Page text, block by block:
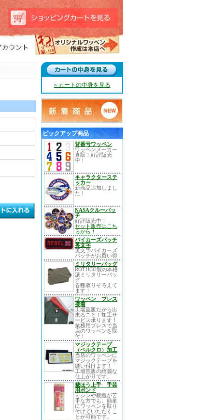
» カートの中身を見る
ピックアップ商品
背番号ワッペン
ワッペンメーカー
直販！好評販売
中！
キャラクターステ
ッカー
新商品追加しまし
た！
NASAクルーパッ
チ
好評販売中！
セット販売はこち
らから！
バイカーズパッチ
英文字
英文字バイカーズ
パッチがお買い得
ミリタリーバッグ
ROTHCO製の本格
派ミリタリーバッ
グ
各種取りそろえて
ます！
ワッペン プレス
接着
工場直販だから出
来ること！加工サ
ービス承ります！
業務用プレスで当
店のワッペンを取
付！
マジックテープ
（ベルクロ）加工
当店のワッペンに
マジックテープを
縫い付けます！
工場直販の綺麗な
仕上がりです。
裁ほう上手 手芸
用ボンド
ミシンや裁縫が苦
手な方でも、簡単
にワッペンを取り
付けていただくこ
とが可能です。